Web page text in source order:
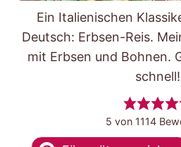
Ein Italienischen
Deutsch: Erbsen-Reis.
mit Erbsen und Bohnen.
schnell!
5 von 1114